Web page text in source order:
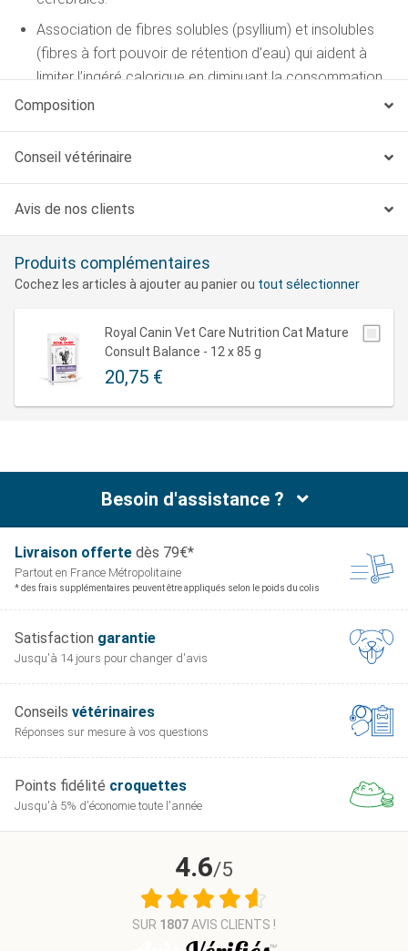
Association de fibres solubles (psyllium) et insolubles
(fibres à fort pouvoir de rétention d’eau) qui aident à
limiter l’ingéré calorique en diminuant la consommation
spontanée et en augmentant l’intervalle entre les repas.
Composition
Conseil vétérinaire
Avis de nos clients
Produits complémentaires
Cochez les articles à ajouter au panier ou tout sélectionner
Royal Canin Vet Care Nutrition Cat Mature
Consult Balance - 12 x 85 g
20,75 €
Besoin d'assistance ?
Livraison offerte dès 79€*
Partout en France Métropolitaine
* des frais supplémentaires peuvent être appliqués selon le poids du colis
Satisfaction garantie
Jusqu'à 14 jours pour changer d'avis
Conseils vétérinaires
Réponses sur mesure à vos questions
Points fidélité croquettes
Jusqu'à 5% d'économie toute l'année
4.6/5
SUR 1807AVIS CLIENTS !